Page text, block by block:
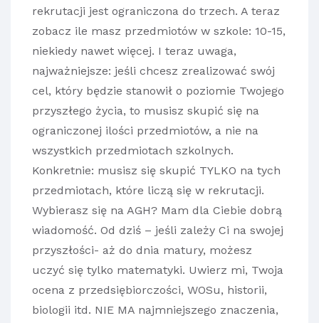
rekrutacji jest ograniczona do trzech. A teraz
zobacz ile masz przedmiotów w szkole: 10-15,
niekiedy nawet więcej. I teraz uwaga,
najważniejsze: jeśli chcesz zrealizować swój
cel, który będzie stanowił o poziomie Twojego
przyszłego życia, to musisz skupić się na
ograniczonej ilości przedmiotów, a nie na
wszystkich przedmiotach szkolnych.
Konkretnie: musisz się skupić TYLKO na tych
przedmiotach, które liczą się w rekrutacji.
Wybierasz się na AGH? Mam dla Ciebie dobrą
wiadomość. Od dziś – jeśli zależy Ci na swojej
przyszłości- aż do dnia matury, możesz
uczyć się tylko matematyki. Uwierz mi, Twoja
ocena z przedsiębiorczości, WOSu, historii,
biologii itd. NIE MA najmniejszego znaczenia,